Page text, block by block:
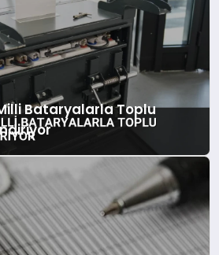
Milli Bataryalarla Toplu